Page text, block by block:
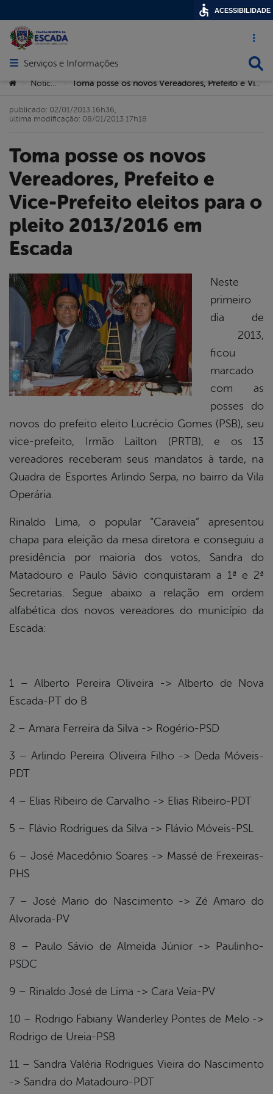
Acesso
Abrir menu principal de navegação
Serviços e Informações
Você está aqui:
> Notícias
Toma posse os novos
Vereadores, Prefeito e
Vice-Prefeito eleitos para o
pleito 2013/2016 em
Escada
publicado: 02/01/2013 16h36,
última modificação: 08/01/2013 17h18
Neste
primeiro
dia de
2013,
ficou
marcado
com as
posses do
novos do prefeito eleito Lucrécio Gomes (PSB), seu
vice-prefeito, Irmão Lailton (PRTB), e os 13
vereadores receberam seus mandatos à tarde, na
Quadra de Esportes Arlindo Serpa, no bairro da Vila
Operária.
Rinaldo Lima, o popular “Caraveia” apresentou
chapa para eleição da mesa diretora e conseguiu a
presidência por maioria dos votos, Sandra do
Matadouro e Paulo Sávio conquistaram a 1ª e 2ª
Secretarias. Segue abaixo a relação em ordem
alfabética dos novos vereadores do município da
Escada:
1 – Alberto Pereira Oliveira -> Alberto de Nova
Escada-PT do B
2 – Amara Ferreira da Silva -> Rogério-PSD
3 – Arlindo Pereira Oliveira Filho -> Deda Móveis-
PDT
4 – Elias Ribeiro de Carvalho -> Elias Ribeiro-PDT
5 – Flávio Rodrigues da Silva -> Flávio Móveis-PSL
6 – José Macedônio Soares -> Massé de Frexeiras-
PHS
7 – José Mario do Nascimento -> Zé Amaro do
Alvorada-PV
8 – Paulo Sávio de Almeida Júnior -> Paulinho-
PSDC
9 – Rinaldo José de Lima -> Cara Veia-PV
10 – Rodrigo Fabiany Wanderley Pontes de Melo ->
Rodrigo de Ureia-PSB
11 – Sandra Valéria Rodrigues Vieira do Nascimento
-> Sandra do Matadouro-PDT
ACESSIBILIDADE